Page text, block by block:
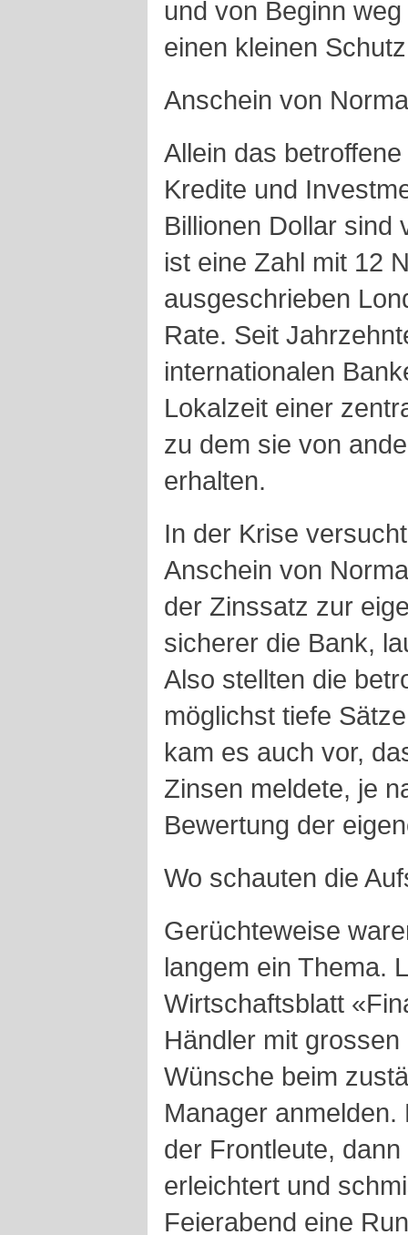
und von Beginn
einen kleinen
Anschein von
Allein das
Kredite und
Billionen Dollar sind
ist eine Zahl mit 12
ausgeschrieben
Rate. Seit
internationalen
Lokalzeit einer
zu dem sie von
erhalten.
In der Krise
Anschein von
der Zinssatz zur
sicherer die Bank,
Also stellten die
möglichst tiefe
kam es auch vor,
Zinsen meldete, je
Bewertung der
Wo schauten die
Gerüchteweise
langem ein Thema.
Wirtschaftsblatt
Händler mit
Wünsche beim
Manager
der Frontleute,
erleichtert und
Feierabend eine